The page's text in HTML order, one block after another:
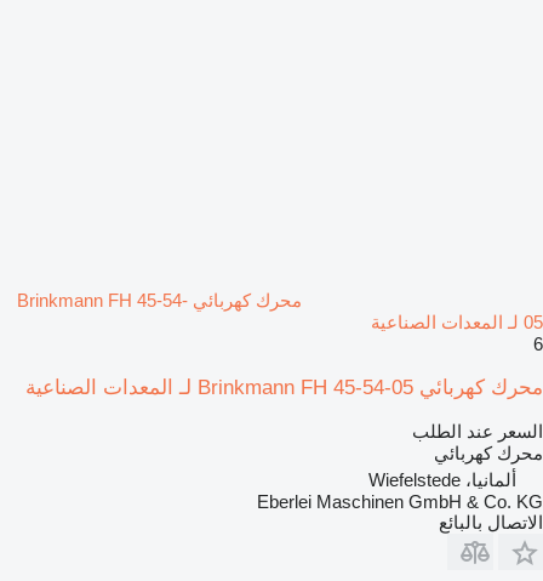
محرك كهربائي Brinkmann FH 45-54-
05 لـ المعدات الصناعية
6
محرك كهربائي Brinkmann FH 45-54-05 لـ المعدات الصناعية
السعر عند الطلب
محرك كهربائي
ألمانيا، Wiefelstede
Eberlei Maschinen GmbH & Co. KG
الاتصال بالبائع